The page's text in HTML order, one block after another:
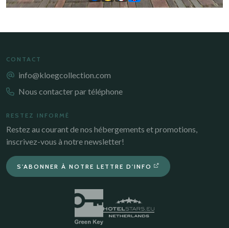
CONTACT
info@kloegcollection.com
Nous contacter par téléphone
RESTEZ INFORMÉ
Restez au courant de nos hébergements et promotions,
inscrivez-vous à notre newsletter!
S'ABONNER À NOTRE LETTRE D'INFO